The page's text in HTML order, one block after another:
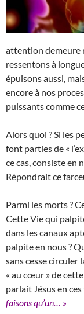
attention demeure
ressentons à
épuisons aussi,
encore à nos
puissants comme
Alors quoi ? Si les
font parties de «
ce cas, consiste en
Répondrait ce
Parmi les morts ?
Cette Vie qui
dans les canaux
palpite en nous ?
sans cesse circuler
« au cœur » de
parlait Jésus en
faisons qu’un… »